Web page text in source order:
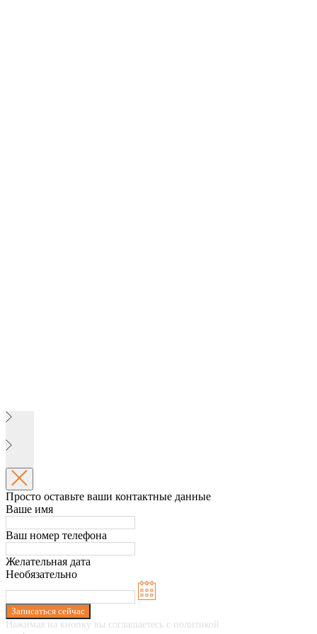
Просто оставьте ваши контактные данные
Ваше имя
Ваш номер телефона
Желательная дата
Необязательно
Записаться сейчас
Нажимая на кнопку вы соглашаетесь с политикой